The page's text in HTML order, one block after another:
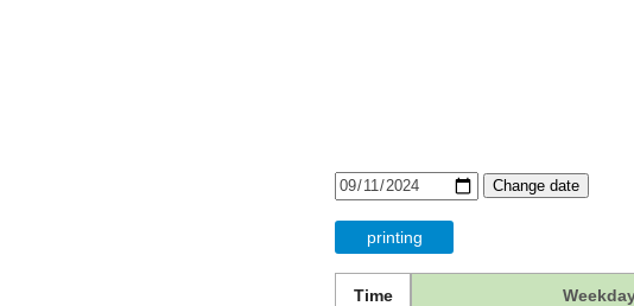
Change date
printing
Time